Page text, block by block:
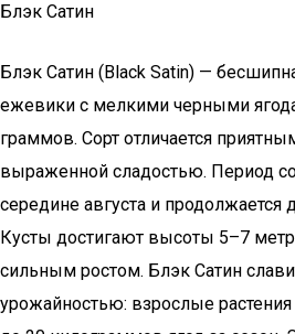
Блэк Сатин
Блэк Сатин (Black Satin) —
ежевики с мелкими черными
граммов. Сорт отличается
выраженной сладостью. Период
середине августа и продолжается
Кусты достигают высоты 5–7
сильным ростом. Блэк Сатин
урожайностью: взрослые растения